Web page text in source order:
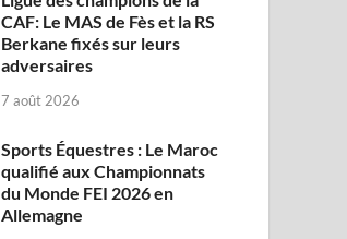
CAF: Le MAS de Fès et la RS
Berkane fixés sur leurs
adversaires
7 août 2026
Sports Équestres : Le Maroc
qualifié aux Championnats
du Monde FEI 2026 en
Allemagne